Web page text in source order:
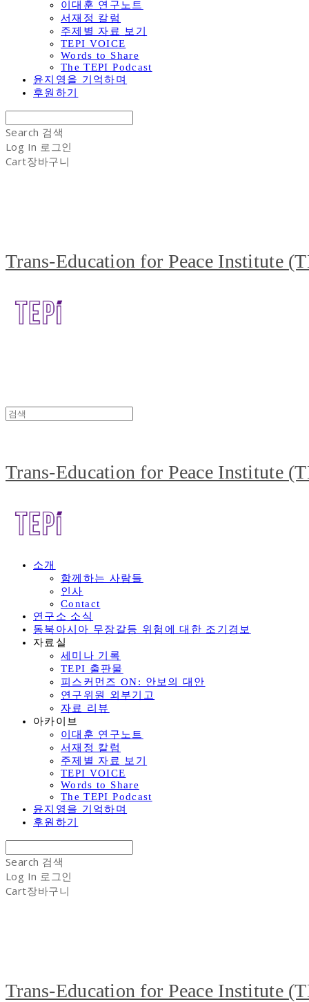
이대훈 연구노트
서재정 칼럼
주제별 자료 보기
TEPI VOICE
Words to Share
The TEPI Podcast
윤지영을 기억하며
후원하기
Search 검색
Log In 로그인
Cart장바구니
Trans-Education for Peace Institute
Trans-Education for Peace Institute
소개
함께하는 사람들
인사
Contact
연구소 소식
동북아시아 무장갈등 위험에 대한 조기경보
자료실
세미나 기록
TEPI 출판물
피스커먼즈 ON: 안보의 대안
연구위원 외부기고
자료 리뷰
아카이브
이대훈 연구노트
서재정 칼럼
주제별 자료 보기
TEPI VOICE
Words to Share
The TEPI Podcast
윤지영을 기억하며
후원하기
Search 검색
Log In 로그인
Cart장바구니
Trans-Education for Peace Institute